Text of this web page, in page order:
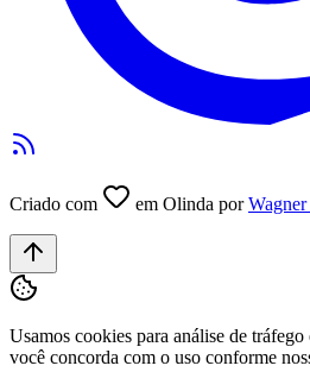
Criado com em Olinda por
Usamos cookies para análise de
você concorda com o uso conforme